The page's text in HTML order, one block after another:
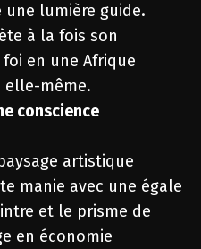
lumière guide.
à la fois son
en une Afrique
elle-même.
conscience
artistique
manie avec une égale
et le prisme de
en économie